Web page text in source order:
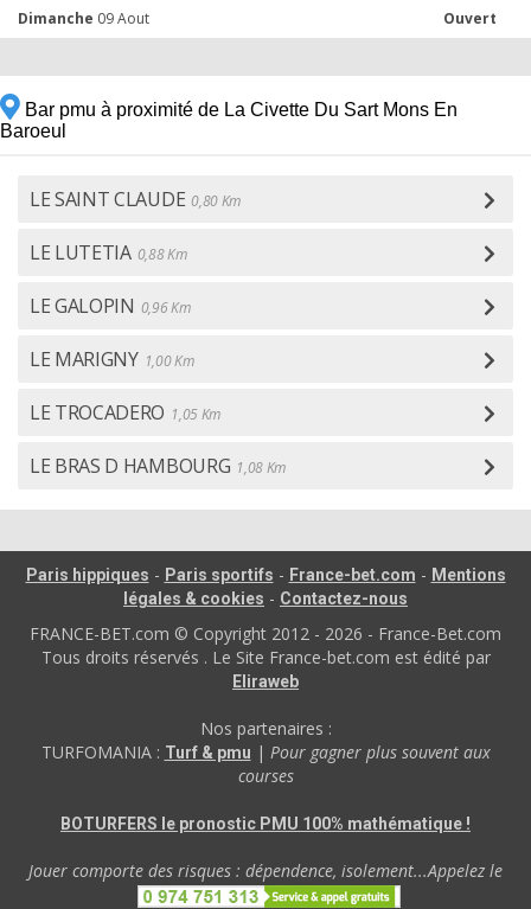
Dimanche 09 Aout Ouvert
Bar pmu à proximité de La Civette Du Sart Mons En
Baroeul
LE SAINT CLAUDE 0,80 Km
LE LUTETIA 0,88 Km
LE GALOPIN 0,96 Km
LE MARIGNY 1,00 Km
LE TROCADERO 1,05 Km
LE BRAS D HAMBOURG 1,08 Km
Paris hippiques - Paris sportifs - France-bet.com - Mentions
légales & cookies - Contactez-nous
FRANCE-BET.com © Copyright 2012 - 2026 - France-Bet.com
Tous droits réservés . Le Site France-bet.com est édité par
Eliraweb
Nos partenaires :
TURFOMANIA : Turf & pmu | Pour gagner plus souvent aux
courses
BOTURFERS le pronostic PMU 100% mathématique !
Jouer comporte des risques : dépendence, isolement...Appelez le